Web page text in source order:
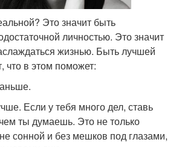
Это значит быть
личностью. Это значит
жизнью. Быть лучшей
что в этом поможет:
Если у тебя много дел, ставь
ты думаешь. Это не только
сонной и без мешков под глазами,